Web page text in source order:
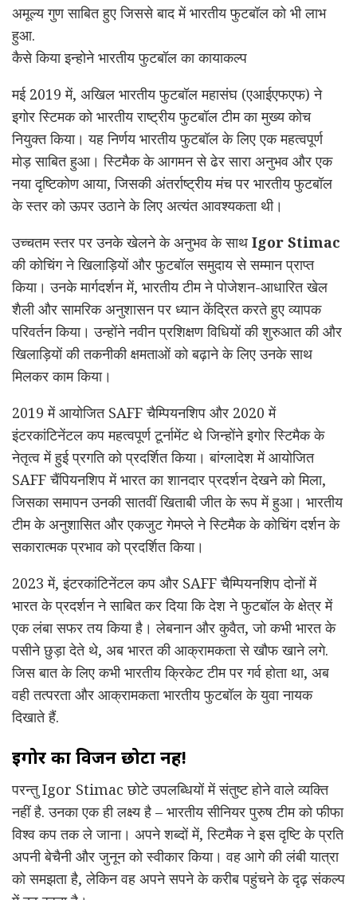
अमूल्य गुण साबित हुए जिससे बाद में भारतीय फुटबॉल को भी लाभ
हुआ.
कैसे किया इन्होने भारतीय फुटबॉल का कायाकल्प
मई 2019 में, अखिल भारतीय फुटबॉल महासंघ (एआईएफएफ) ने
इगोर स्टिमक को भारतीय राष्ट्रीय फुटबॉल टीम का मुख्य कोच
नियुक्त किया। यह निर्णय भारतीय फुटबॉल के लिए एक महत्वपूर्ण
मोड़ साबित हुआ। स्टिमैक के आगमन से ढेर सारा अनुभव और एक
नया दृष्टिकोण आया, जिसकी अंतर्राष्ट्रीय मंच पर भारतीय फुटबॉल
के स्तर को ऊपर उठाने के लिए अत्यंत आवश्यकता थी।
उच्चतम स्तर पर उनके खेलने के अनुभव के साथ Igor Stimac
की कोचिंग ने खिलाड़ियों और फुटबॉल समुदाय से सम्मान प्राप्त
किया। उनके मार्गदर्शन में, भारतीय टीम ने पोजेशन-आधारित खेल
शैली और सामरिक अनुशासन पर ध्यान केंद्रित करते हुए व्यापक
परिवर्तन किया। उन्होंने नवीन प्रशिक्षण विधियों की शुरुआत की और
खिलाड़ियों की तकनीकी क्षमताओं को बढ़ाने के लिए उनके साथ
मिलकर काम किया।
2019 में आयोजित SAFF चैम्पियनशिप और 2020 में
इंटरकांटिनेंटल कप महत्वपूर्ण टूर्नामेंट थे जिन्होंने इगोर स्टिमैक के
नेतृत्व में हुई प्रगति को प्रदर्शित किया। बांग्लादेश में आयोजित
SAFF चैंपियनशिप में भारत का शानदार प्रदर्शन देखने को मिला,
जिसका समापन उनकी सातवीं खिताबी जीत के रूप में हुआ। भारतीय
टीम के अनुशासित और एकजुट गेमप्ले ने स्टिमैक के कोचिंग दर्शन के
सकारात्मक प्रभाव को प्रदर्शित किया।
2023 में, इंटरकांटिनेंटल कप और SAFF चैम्पियनशिप दोनों में
भारत के प्रदर्शन ने साबित कर दिया कि देश ने फुटबॉल के क्षेत्र में
एक लंबा सफर तय किया है। लेबनान और कुवैत, जो कभी भारत के
पसीने छुड़ा देते थे, अब भारत की आक्रामकता से खौफ खाने लगे.
जिस बात के लिए कभी भारतीय क्रिकेट टीम पर गर्व होता था, अब
वही तत्परता और आक्रामकता भारतीय फुटबॉल के युवा नायक
दिखाते हैं.
इगोर का विजन छोटा नहीं!
परन्तु Igor Stimac छोटे उपलब्धियों में संतुष्ट होने वाले व्यक्ति
नहीं है. उनका एक ही लक्ष्य है – भारतीय सीनियर पुरुष टीम को फीफा
विश्व कप तक ले जाना। अपने शब्दों में, स्टिमैक ने इस दृष्टि के प्रति
अपनी बेचैनी और जुनून को स्वीकार किया। वह आगे की लंबी यात्रा
को समझता है, लेकिन वह अपने सपने के करीब पहुंचने के दृढ़ संकल्प